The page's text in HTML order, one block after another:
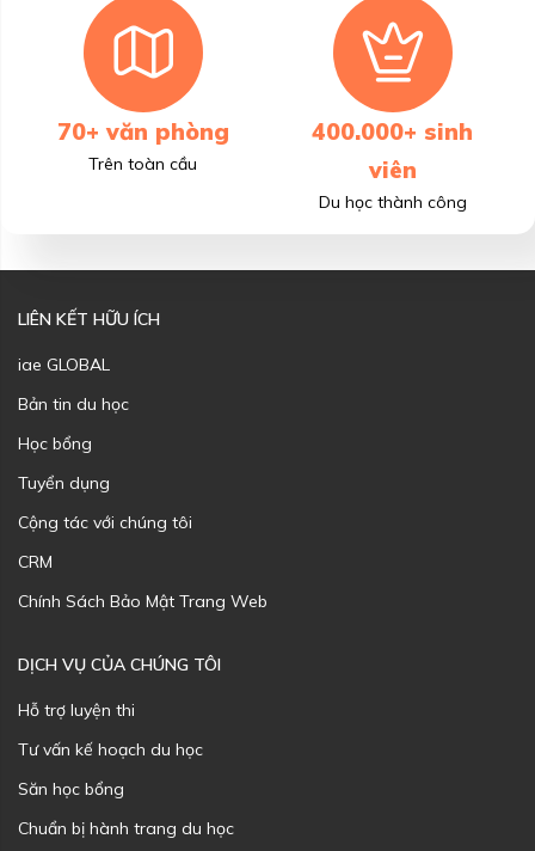
70+ văn phòng
Trên toàn cầu
400.000+ sinh
viên
Du học thành công
LIÊN KẾT HỮU ÍCH
iae GLOBAL
Bản tin du học
Học bổng
Tuyển dụng
Cộng tác với chúng tôi
CRM
Chính Sách Bảo Mật Trang Web
DỊCH VỤ CỦA CHÚNG TÔI
Hỗ trợ luyện thi
Tư vấn kế hoạch du học
Săn học bổng
Chuẩn bị hành trang du học